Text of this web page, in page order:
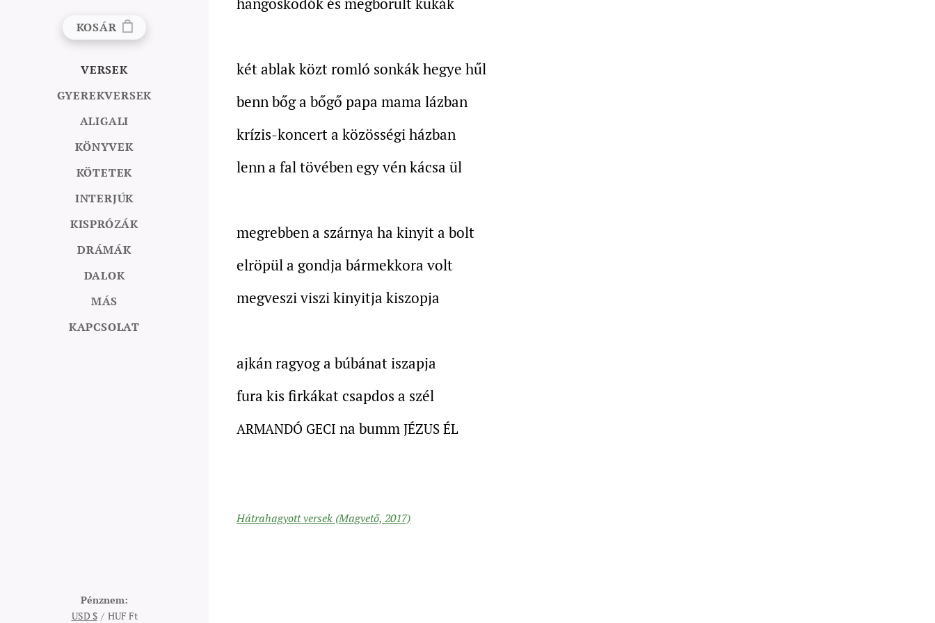
KOSÁR
VERSEK
GYEREKVERSEK
ALIGALI
KÖNYVEK
KÖTETEK
INTERJÚK
KISPRÓZÁK
DRÁMÁK
DALOK
MÁS
KAPCSOLAT
két ablak közt romló sonkák hegye hűl
benn bőg a bőgő papa mama lázban
krízis-koncert a közösségi házban
lenn a fal tövében egy vén kácsa ül
megrebben a szárnya ha kinyit a bolt
elröpül a gondja bármekkora volt
megveszi viszi kinyitja kiszopja
ajkán ragyog a búbánat iszapja
fura kis firkákat csapdos a szél
ARMANDÓ GECI na bumm JÉZUS ÉL
Hátrahagyott versek (Magvető, 2017)
Pénznem
USD $
HUF Ft